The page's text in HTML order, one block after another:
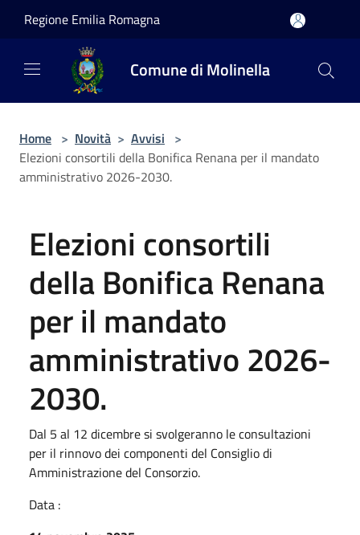
Regione Emilia Romagna
Comune di Molinella
Home > Novità > Avvisi >
Elezioni consortili della Bonifica Renana per il mandato
amministrativo 2026-2030.
Elezioni consortili
della Bonifica Renana
per il mandato
amministrativo 2026-
2030.
Dal 5 al 12 dicembre si svolgeranno le consultazioni
per il rinnovo dei componenti del Consiglio di
Amministrazione del Consorzio.
Data :